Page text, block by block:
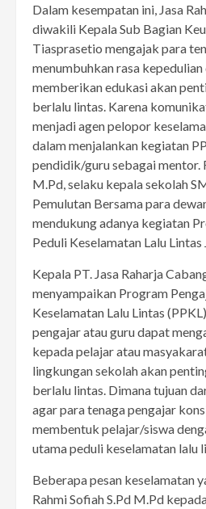
Dalam kesempatan ini, Jasa
diwakili Kepala Sub Bagian
Tiasprasetio mengajak para
menumbuhkan rasa
memberikan edukasi akan
berlalu lintas. Karena
menjadi agen pelopor
dalam menjalankan kegiatan
pendidik/guru sebagai mentor.
M.Pd, selaku kepala sekolah
Pemulutan Bersama para
mendukung adanya kegiatan
Peduli Keselamatan Lalu Lintas
Kepala PT. Jasa Raharja
menyampaikan Program
Keselamatan Lalu Lintas
pengajar atau guru dapat
kepada pelajar atau
lingkungan sekolah akan
berlalu lintas. Dimana tujuan
agar para tenaga pengajar
membentuk pelajar/siswa
utama peduli keselamatan lalu
Beberapa pesan keselamatan
Rahmi Sofiah S.Pd M.Pd